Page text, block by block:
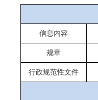
信息内容
规章
行政规范性文件